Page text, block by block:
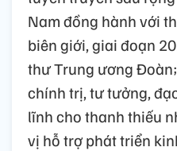
Nam đồng hành với
biên giới, giai đoạn
thư Trung ương
chính trị, tư tưởng,
lĩnh cho thanh thiếu
vị hỗ trợ phát triển